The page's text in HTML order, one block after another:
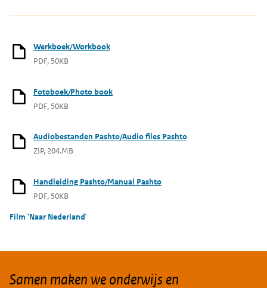
Werkboek/Workbook
PDF, 50KB
Fotoboek/Photo book
PDF, 50KB
Audiobestanden Pashto/Audio files Pashto
ZIP, 204.MB
Handleiding Pashto/Manual Pashto
PDF, 50KB
Film 'Naar Nederland'
Samen maken we onderwijs en